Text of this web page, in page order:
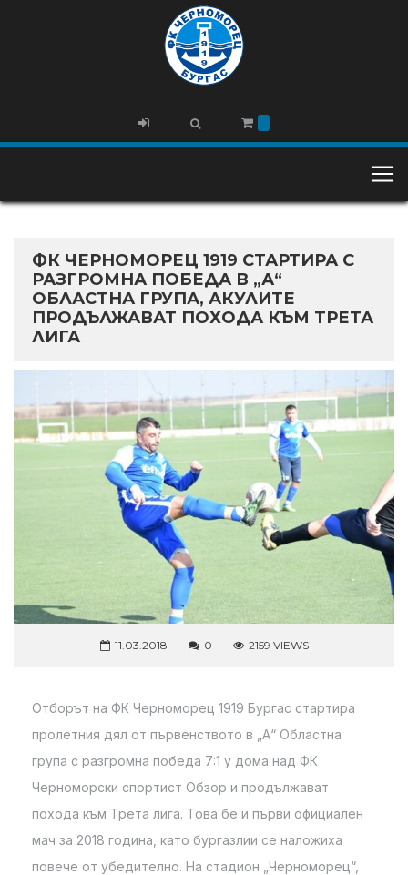
ФК ЧЕРНОМОРЕЦ 1919 СТАРТИРА С
РАЗГРОМНА ПОБЕДА В „А“
ОБЛАСТНА ГРУПА, АКУЛИТЕ
ПРОДЪЛЖАВАТ ПОХОДА КЪМ ТРЕТА
ЛИГА
11.03.2018 0 2159 VIEWS
Отборът на ФК Черноморец 1919 Бургас стартира
пролетния дял от първенството в „А“ Областна
група с разгромна победа 7:1 у дома над ФК
Черноморски спортист Обзор и продължават
похода към Трета лига. Това бе и първи официален
мач за 2018 година, като бургазлии се наложиха
повече от убедително. На стадион „Черноморец“,